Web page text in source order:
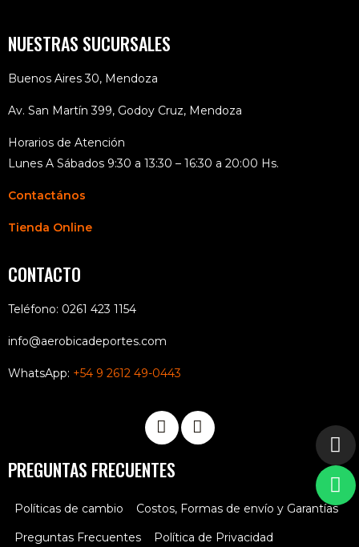
NUESTRAS SUCURSALES
Buenos Aires 30, Mendoza
Av. San Martín 399, Godoy Cruz, Mendoza
Horarios de Atención
Lunes A Sábados 9:30 a 13:30 – 16:30 a 20:00 Hs.
Contactános
Tienda Online
CONTACTO
Teléfono: 0261 423 1154
info@aerobicadeportes.com
WhatsApp: +54 9 2612 49-0443
PREGUNTAS FRECUENTES
Políticas de cambio
Costos, Formas de envío y Garantías
Preguntas Frecuentes
Política de Privacidad